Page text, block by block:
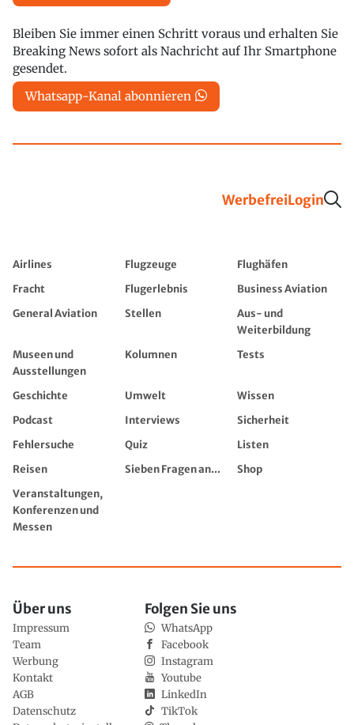
Bleiben Sie immer einen Schritt voraus und erhalten Sie
Breaking News sofort als Nachricht auf Ihr Smartphone
gesendet.
Whatsapp-Kanal abonnieren
WerbefreiLogin
Airlines Flugzeuge
Flughäfen
Fracht
Flugerlebnis
Business Aviation
General Aviation
Stellen
Aus- und
Weiterbildung
Museen und
Ausstellungen
Kolumnen Tests
Geschichte Umwelt
Wissen
Podcast
Interviews
Sicherheit
Fehlersuche
Quiz
Listen
Reisen
Sieben Fragen an...
Shop
Veranstaltungen,
Konferenzen und
Messen
Über uns
Impressum
Team
Werbung
Kontakt
AGB
Datenschutz
Folgen Sie uns
WhatsApp
Facebook
Instagram
Youtube
LinkedIn
TikTok